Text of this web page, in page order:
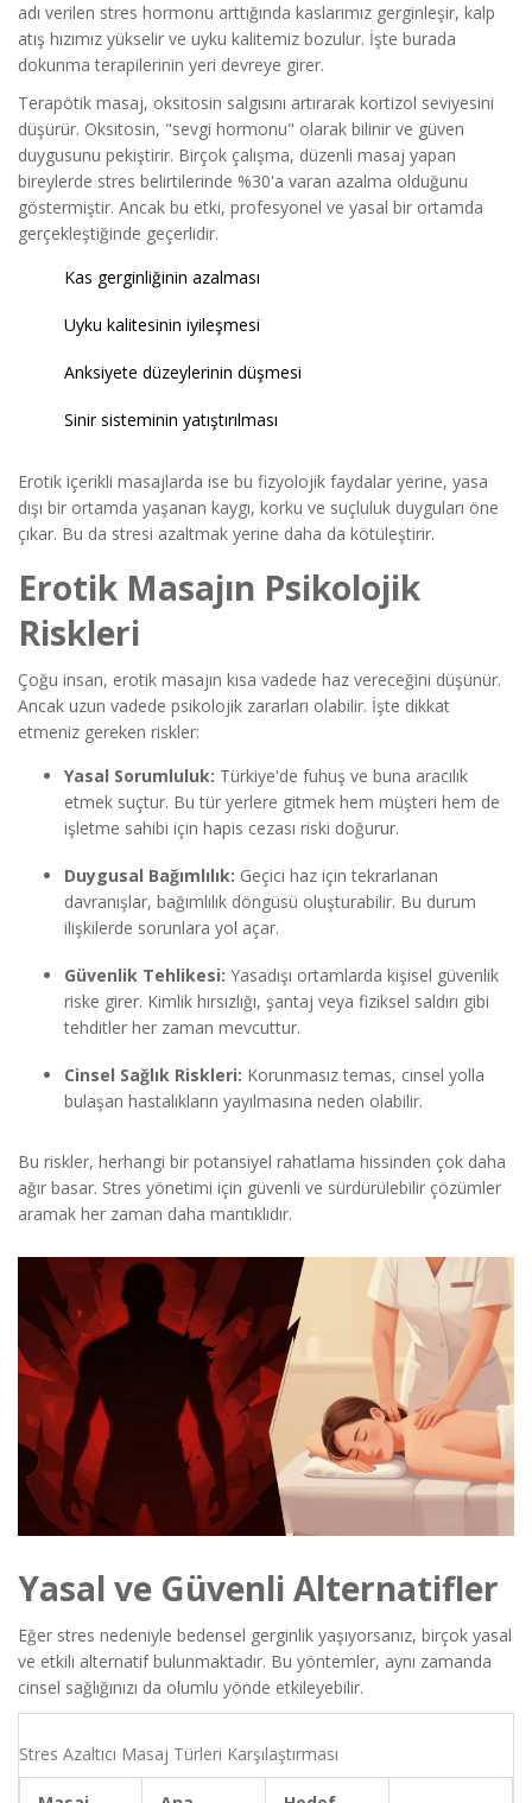
adı verilen stres hormonu arttığında kaslarımız gerginleşir, kalp
atış hızımız yükselir ve uyku kalitemiz bozulur. İşte burada
dokunma terapilerinin yeri devreye girer.
Terapötik masaj, oksitosin salgısını artırarak kortizol seviyesini
düşürür. Oksitosin, "sevgi hormonu" olarak bilinir ve güven
duygusunu pekiştirir. Birçok çalışma, düzenli masaj yapan
bireylerde stres belirtilerinde %30'a varan azalma olduğunu
göstermiştir. Ancak bu etki, profesyonel ve yasal bir ortamda
gerçekleştiğinde geçerlidir.
Kas gerginliğinin azalması
Uyku kalitesinin iyileşmesi
Anksiyete düzeylerinin düşmesi
Sinir sisteminin yatıştırılması
Erotik içerikli masajlarda ise bu fizyolojik faydalar yerine, yasa
dışı bir ortamda yaşanan kaygı, korku ve suçluluk duyguları öne
çıkar. Bu da stresi azaltmak yerine daha da kötüleştirir.
Erotik Masajın Psikolojik
Riskleri
Çoğu insan, erotik masajın kısa vadede haz vereceğini düşünür.
Ancak uzun vadede psikolojik zararları olabilir. İşte dikkat
etmeniz gereken riskler:
Yasal Sorumluluk: Türkiye'de fuhuş ve buna aracılık
etmek suçtur. Bu tür yerlere gitmek hem müşteri hem de
işletme sahibi için hapis cezası riski doğurur.
Duygusal Bağımlılık: Geçici haz için tekrarlanan
davranışlar, bağımlılık döngüsü oluşturabilir. Bu durum
ilişkilerde sorunlara yol açar.
Güvenlik Tehlikesi: Yasadışı ortamlarda kişisel güvenlik
riske girer. Kimlik hırsızlığı, şantaj veya fiziksel saldırı gibi
tehditler her zaman mevcuttur.
Cinsel Sağlık Riskleri: Korunmasız temas, cinsel yolla
bulaşan hastalıkların yayılmasına neden olabilir.
Bu riskler, herhangi bir potansiyel rahatlama hissinden çok daha
ağır basar. Stres yönetimi için güvenli ve sürdürülebilir çözümler
aramak her zaman daha mantıklıdır.
Yasal ve Güvenli Alternatifler
Eğer stres nedeniyle bedensel gerginlik yaşıyorsanız, birçok yasal
ve etkili alternatif bulunmaktadır. Bu yöntemler, aynı zamanda
cinsel sağlığınızı da olumlu yönde etkileyebilir.
Stres Azaltıcı Masaj Türleri Karşılaştırması